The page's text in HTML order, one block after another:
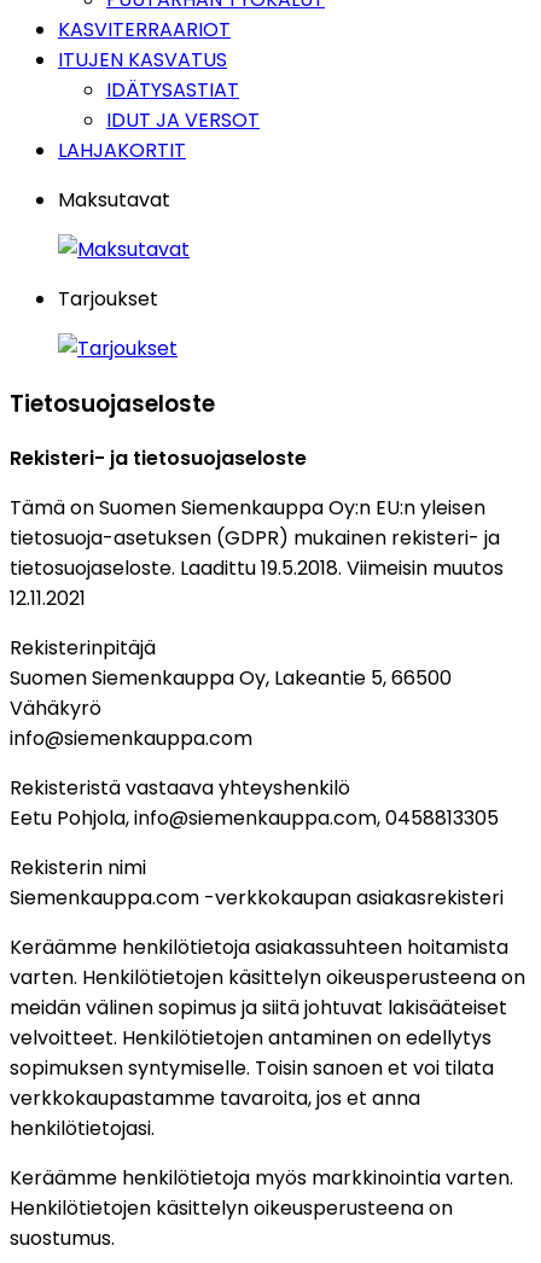
KASVITERRAARIOT
ITUJEN KASVATUS
IDÄTYSASTIAT
IDUT JA VERSOT
LAHJAKORTIT
Maksutavat
Tarjoukset
Tietosuojaseloste
Rekisteri- ja tietosuojaseloste
Tämä on Suomen Siemenkauppa Oy:n EU:n yleisen
tietosuoja-asetuksen (GDPR) mukainen rekisteri- ja
tietosuojaseloste. Laadittu 19.5.2018. Viimeisin muutos
12.11.2021
Rekisterinpitäjä
Suomen Siemenkauppa Oy, Lakeantie 5, 66500
Vähäkyrö
info@siemenkauppa.com
Rekisteristä vastaava yhteyshenkilö
Eetu Pohjola, info@siemenkauppa.com, 0458813305
Rekisterin nimi
Siemenkauppa.com -verkkokaupan asiakasrekisteri
Keräämme henkilötietoja asiakassuhteen hoitamista
varten. Henkilötietojen käsittelyn oikeusperusteena on
meidän välinen sopimus ja siitä johtuvat lakisääteiset
velvoitteet. Henkilötietojen antaminen on edellytys
sopimuksen syntymiselle. Toisin sanoen et voi tilata
verkkokaupastamme tavaroita, jos et anna
henkilötietojasi.
Keräämme henkilötietoja myös markkinointia varten.
Henkilötietojen käsittelyn oikeusperusteena on
suostumus.